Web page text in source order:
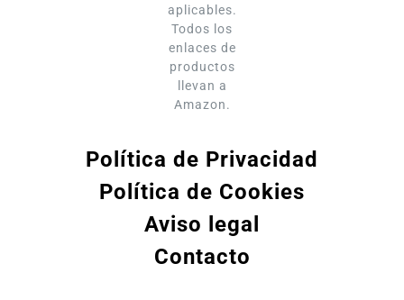
aplicables.
Todos los
enlaces de
productos
llevan a
Amazon.
Política de Privacidad
Política de Cookies
Aviso legal
Contacto